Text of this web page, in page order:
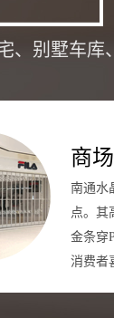
、别墅车库
商
南通水
点。其
金条穿
消费者